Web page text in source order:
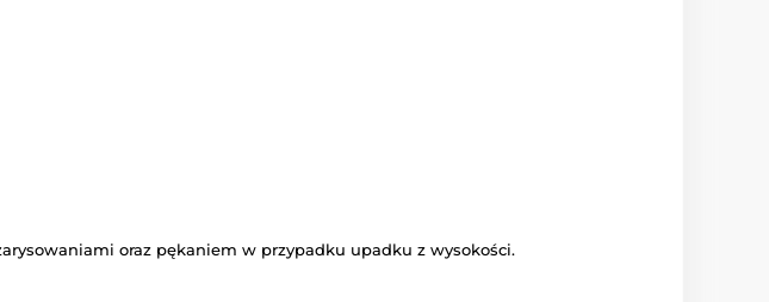
oraz pękaniem w przypadku upadku z wysokości.